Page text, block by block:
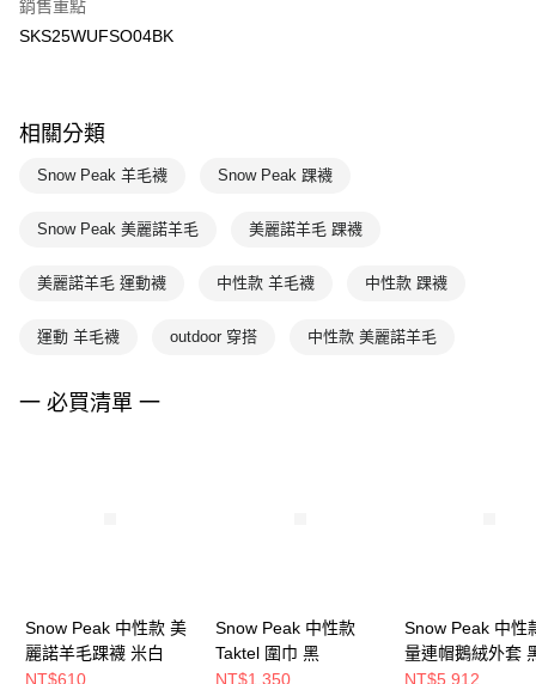
每筆NT$100，滿NT$1,500(含以上)免運費
銷售重點
SKS25WUFSO04BK
相關分類
Snow Peak 羊毛襪 Snow Peak 踝襪
Snow Peak 美麗諾羊毛 美麗諾羊毛 踝襪
美麗諾羊毛 運動襪 中性款 羊毛襪 中性款 踝襪
運動 羊毛襪 outdoor 穿搭 中性款 美麗諾羊毛
一 必買清單 一
Snow Peak 中性款 美
麗諾羊毛踝襪 米白
NT$610
Snow Peak 中性款
Taktel 圍巾 黑
NT$1,350
Snow Peak 中性
量連帽鵝絨外套
NT$5,912